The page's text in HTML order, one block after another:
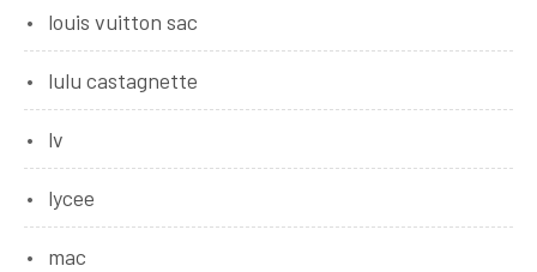
louis vuitton sac
lulu castagnette
lv
lycee
mac